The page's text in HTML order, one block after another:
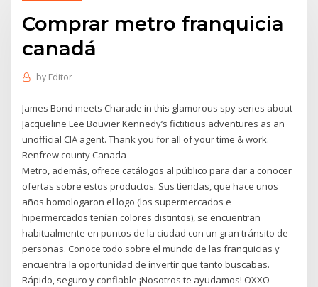
Comprar metro franquicia
canadá
by Editor
James Bond meets Charade in this glamorous spy series about
Jacqueline Lee Bouvier Kennedy’s fictitious adventures as an
unofficial CIA agent. Thank you for all of your time & work.
Renfrew county Canada
Metro, además, ofrece catálogos al público para dar a conocer
ofertas sobre estos productos. Sus tiendas, que hace unos
años homologaron el logo (los supermercados e
hipermercados tenían colores distintos), se encuentran
habitualmente en puntos de la ciudad con un gran tránsito de
personas. Conoce todo sobre el mundo de las franquicias y
encuentra la oportunidad de invertir que tanto buscabas.
Rápido, seguro y confiable ¡Nosotros te ayudamos! OXXO